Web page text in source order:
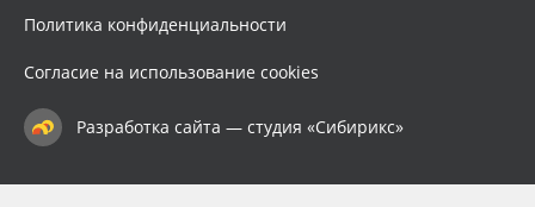
Политика конфиденциальности
Согласие на использование cookies
Разработка сайта — студия «Сибирикс»